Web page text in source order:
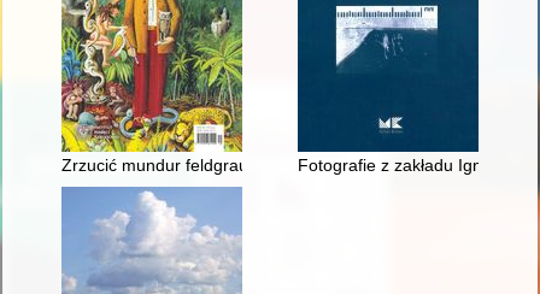
Zrzucić mundur feldgrau : żołnierze z Wehrmachtu w II
Fotografie z zakładu